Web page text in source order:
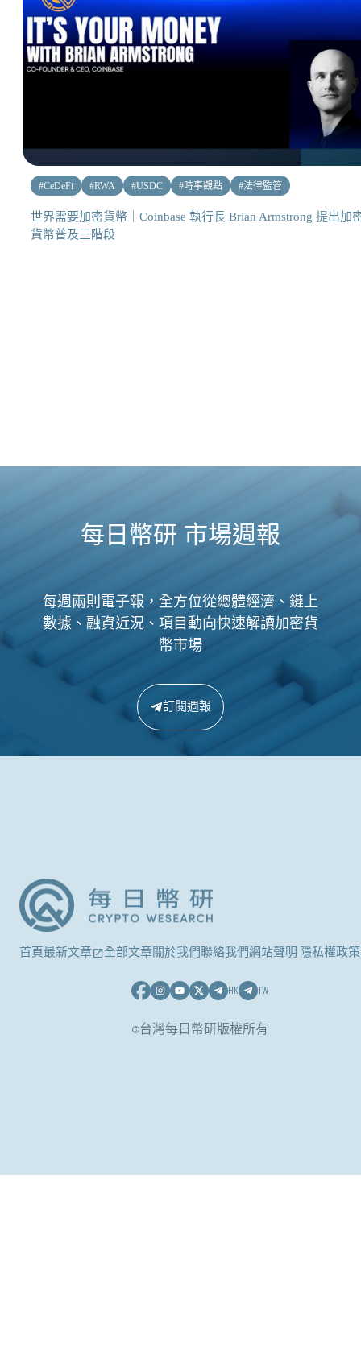
#CeDeFi #RWA #USDC #時事觀點 #法律監管
世界需要加密貨幣｜Coinbase 執行長 Brian Armstrong 提出加
貨幣普及三階段
每日幣研 市場週報
每週兩則電子報，全方位從總體經濟、鏈上
數據、融資近況、項目動向快速解讀加密貨
幣市場
訂閱週報
首頁最新文章 全部文章關於我們聯絡我們網站聲明 隱私權政策
HK TW
©台灣每日幣研版權所有